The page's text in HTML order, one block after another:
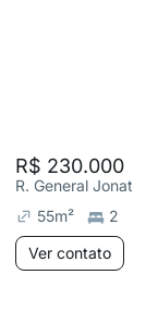
R$ 230.000
55m²
2
Ver contato